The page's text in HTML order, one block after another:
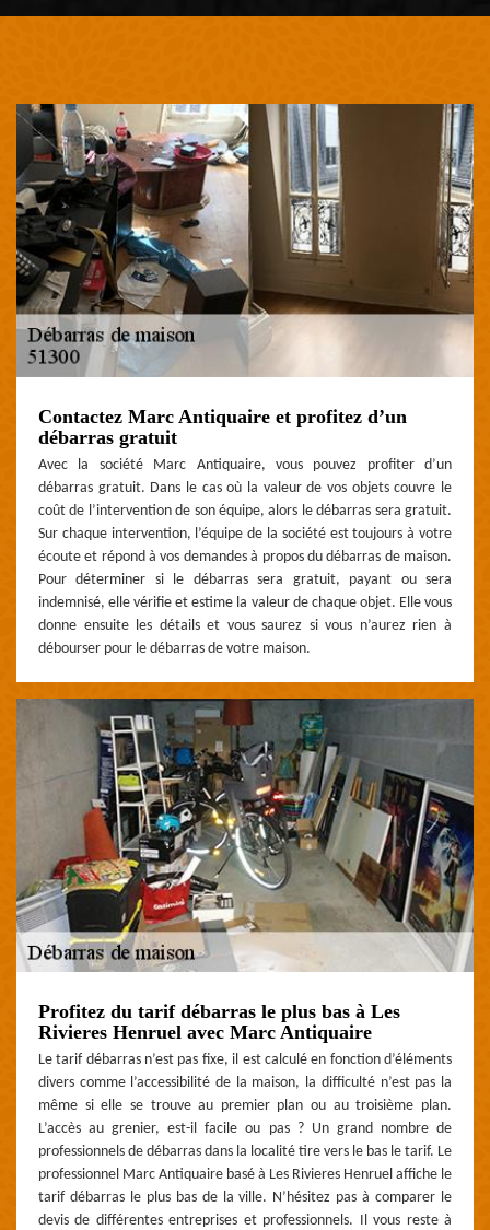
Contactez Marc Antiquaire et profitez d’un
débarras gratuit
Avec la société Marc Antiquaire, vous pouvez profiter d’un
débarras gratuit. Dans le cas où la valeur de vos objets couvre le
coût de l’intervention de son équipe, alors le débarras sera gratuit.
Sur chaque intervention, l’équipe de la société est toujours à votre
écoute et répond à vos demandes à propos du débarras de maison.
Pour déterminer si le débarras sera gratuit, payant ou sera
indemnisé, elle vérifie et estime la valeur de chaque objet. Elle vous
donne ensuite les détails et vous saurez si vous n’aurez rien à
débourser pour le débarras de votre maison.
Profitez du tarif débarras le plus bas à Les
Rivieres Henruel avec Marc Antiquaire
Le tarif débarras n’est pas fixe, il est calculé en fonction d’éléments
divers comme l’accessibilité de la maison, la difficulté n’est pas la
même si elle se trouve au premier plan ou au troisième plan.
L’accès au grenier, est-il facile ou pas ? Un grand nombre de
professionnels de débarras dans la localité tire vers le bas le tarif. Le
professionnel Marc Antiquaire basé à Les Rivieres Henruel affiche le
tarif débarras le plus bas de la ville. N’hésitez pas à comparer le
devis de différentes entreprises et professionnels. Il vous reste à